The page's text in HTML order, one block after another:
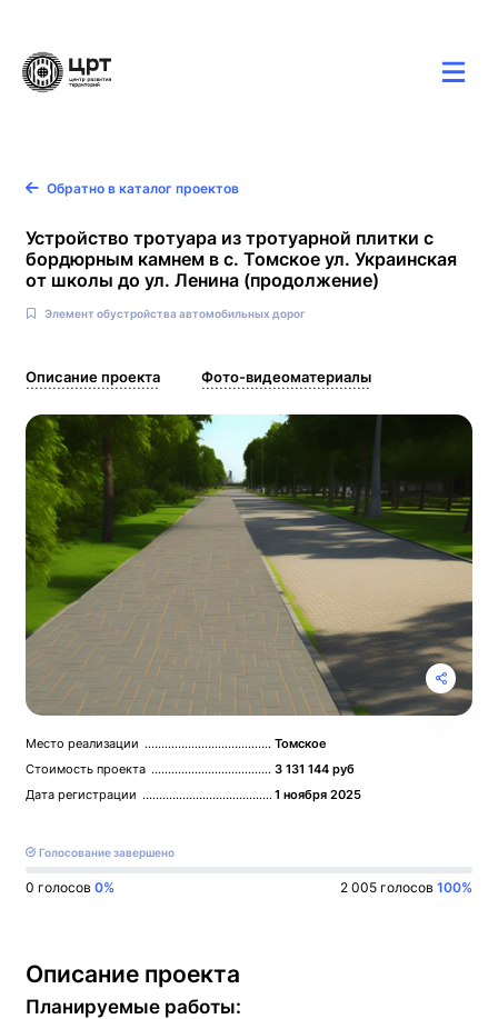
Обратно в каталог проектов
Устройство тротуара из тротуарной плитки с
бордюрным камнем в с. Томское ул. Украинская
от школы до ул. Ленина (продолжение)
Элемент обустройства автомобильных дорог
Место реализации
Томское
Стоимость проекта
3 131 144 руб
Дата регистрации
1 ноября 2025
Голосование завершено
0 голосов 0% 2 005 голосов 100%
Описание проекта Фото-видеоматериалы
Описание проекта
Планируемые работы: